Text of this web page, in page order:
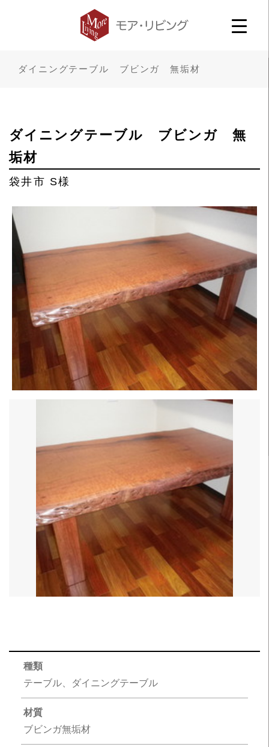
ダイニングテーブル ブビンガ 無垢材
ダイニングテーブル ブビンガ 無
垢材
袋井市 S様
種類
テーブル、ダイニングテーブル
材質
ブビンガ無垢材